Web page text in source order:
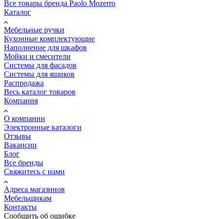
Все товары бренда Paolo Mozerro
Каталог
Мебельные ручки
Кухонные комплектующие
Наполнение для шкафов
Мойки и смесители
Системы для фасадов
Системы для ящиков
Распродажа
Весь каталог товаров
Компания
О компании
Электронные каталоги
Отзывы
Вакансии
Блог
Все бренды
Свяжитесь с нами
Адреса магазинов
Мебельщикам
Контакты
Сообщить об ошибке